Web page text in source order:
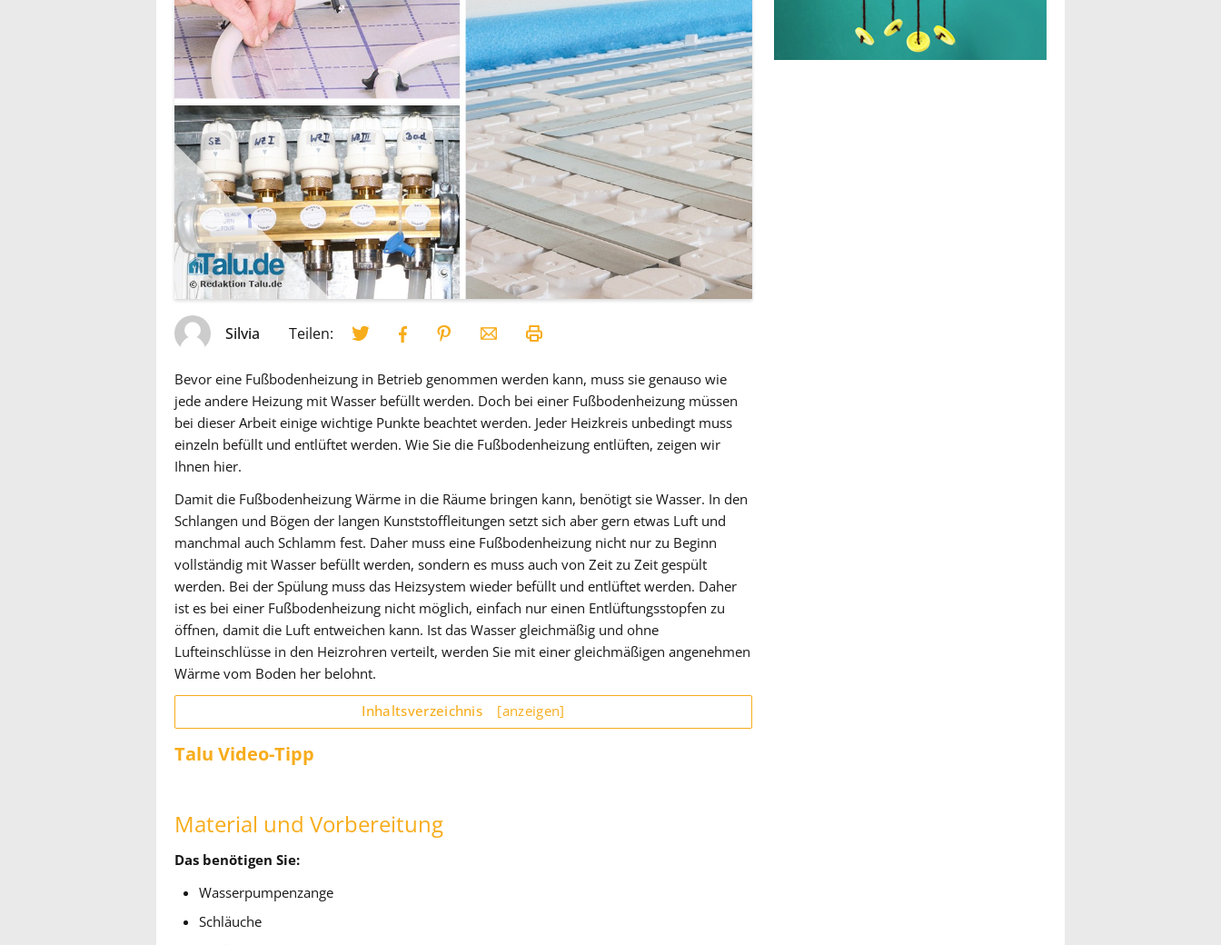
Silvia Teilen:
Bevor eine Fußbodenheizung in Betrieb genommen werden kann, muss sie genauso wie
jede andere Heizung mit Wasser befüllt werden. Doch bei einer Fußbodenheizung müssen
bei dieser Arbeit einige wichtige Punkte beachtet werden. Jeder Heizkreis unbedingt muss
einzeln befüllt und entlüftet werden. Wie Sie die Fußbodenheizung entlüften, zeigen wir
Ihnen hier.
Damit die Fußbodenheizung Wärme in die Räume bringen kann, benötigt sie Wasser. In den
Schlangen und Bögen der langen Kunststoffleitungen setzt sich aber gern etwas Luft und
manchmal auch Schlamm fest. Daher muss eine Fußbodenheizung nicht nur zu Beginn
vollständig mit Wasser befüllt werden, sondern es muss auch von Zeit zu Zeit gespült
werden. Bei der Spülung muss das Heizsystem wieder befüllt und entlüftet werden. Daher
ist es bei einer Fußbodenheizung nicht möglich, einfach nur einen Entlüftungsstopfen zu
öffnen, damit die Luft entweichen kann. Ist das Wasser gleichmäßig und ohne
Lufteinschlüsse in den Heizrohren verteilt, werden Sie mit einer gleichmäßigen angenehmen
Wärme vom Boden her belohnt.
Inhaltsverzeichnis [anzeigen]
Talu Video-Tipp
Material und Vorbereitung
Das benötigen Sie:
Wasserpumpenzange
Schläuche